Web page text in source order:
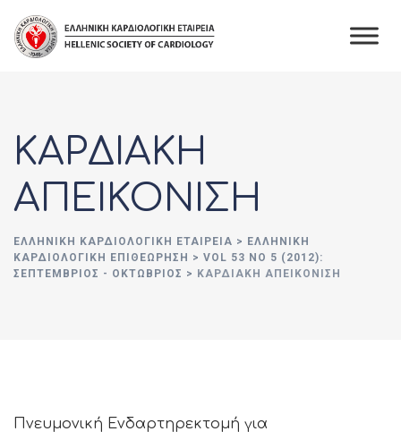
content
ΚΑΡΔΙΑΚΗ
ΑΠΕΙΚΟΝΙΣΗ
ΕΛΛΗΝΙΚΉ ΚΑΡΔΙΟΛΟΓΙΚΉ ΕΤΑΙΡΕΊΑ > ΕΛΛΗΝΙΚΗ
ΚΑΡΔΙΟΛΟΓΙΚΗ ΕΠΙΘΕΩΡΗΣΗ > VOL 53 NO 5 (2012):
ΣΕΠΤΈΜΒΡΙΟΣ - ΟΚΤΏΒΡΙΟΣ > ΚΑΡΔΙΑΚΗ ΑΠΕΙΚΟΝΙΣΗ
Πνευμονική Ενδαρτηρεκτομή για